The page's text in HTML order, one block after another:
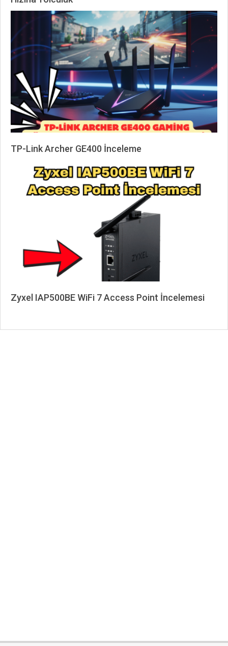
2026-
25
TP-Link Archer GE400 İnceleme
Zyxel IAP500BE WiFi 7 Access Point İncelemesi